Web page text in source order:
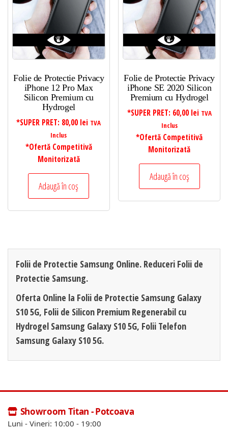
Folie de Protectie Privacy
iPhone 12 Pro Max
Silicon Premium cu
Hydrogel
*SUPER PRET: 80,00 lei TVA
Inclus
*Ofertă Competitivă
Monitorizată
Adaugă în coș
Folie de Protectie Privacy
iPhone SE 2020 Silicon
Premium cu Hydrogel
*SUPER PRET: 60,00 lei TVA
Inclus
*Ofertă Competitivă
Monitorizată
Adaugă în coș
Folii de Protectie Samsung Online. Reduceri Folii de
Protectie Samsung.
Oferta Online la Folii de Protectie Samsung Galaxy
S10 5G, Folii de Silicon Premium Regenerabil cu
Hydrogel Samsung Galaxy S10 5G, Folii Telefon
Samsung Galaxy S10 5G.
Showroom Titan - Potcoava
Luni - Vineri: 10:00 - 19:00